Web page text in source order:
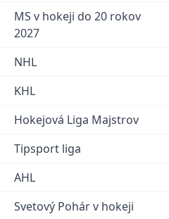
MS v hokeji do 20 rokov
2027
NHL
KHL
Hokejová Liga Majstrov
Tipsport liga
AHL
Svetový Pohár v hokeji
Poľsko 1250, 7. (4.)
Francúzsko 1208, 9. (7.)
1191, ..., 15. (13.)
967, 43. (58.)
636, 120. (99.)
44